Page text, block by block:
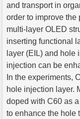
and transport in
order to improve the
multi-layer OLED
inserting functional
layer (EIL) and hole
injection can be
In the experiments,
hole injection layer.
doped with C60 as
to enhance the hole